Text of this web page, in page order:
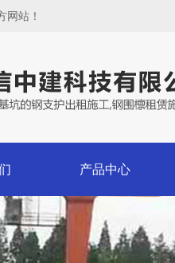
网站！
产品中心